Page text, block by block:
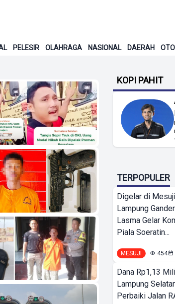
PELESIR OLAHRAGA NASIONAL DAERAH
KOPI PAHIT
TERPOPULER
Digelar di
Lampung
Lasma Gelar
Piala Soeratin...
MESUJI 454
Dana Rp1,13
Lampung
Perbaiki Jalan